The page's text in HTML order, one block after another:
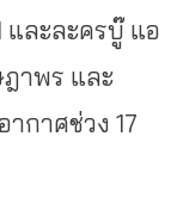
และละครบู๊ แอ
าพร และ
กาศช่วง 17